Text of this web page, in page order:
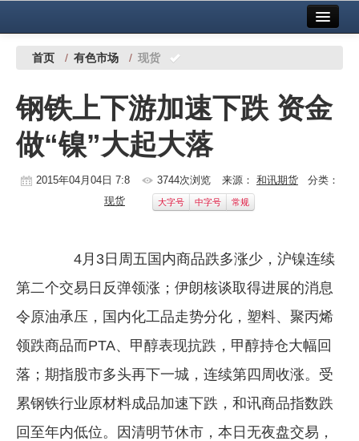
中国有色金属报社主办 广告服务
铜镍铅锌
铝
稀有稀土
镁钛
地矿 建设
党建工作
企业文化
《资源再生》杂志
首页 / 有色市场 / 现货
钢铁上下游加速下跌 资金
做“镍”大起大落
2015年04月04日 7:8 3744次浏览 来源： 和讯期货 分类：
现货
大字号 中字号 常规
4月3日周五国内商品跌多涨少，沪镍连续
第二个交易日反弹领涨；伊朗核谈取得进展的消息
令原油承压，国内化工品走势分化，塑料、聚丙烯
领跌商品而PTA、甲醇表现抗跌，甲醇持仓大幅回
落；期指股市多头再下一城，连续第四周收涨。受
累钢铁行业原材料成品加速下跌，和讯商品指数跌
回至年内低位。因清明节休市，本日无夜盘交易，